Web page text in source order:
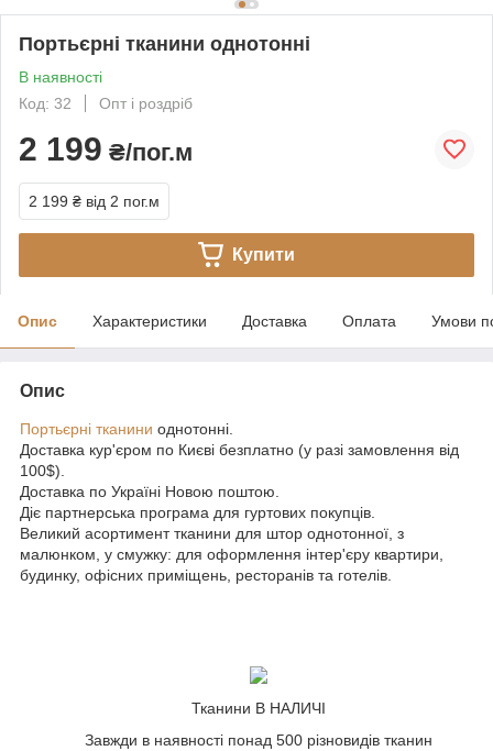
Портьєрні тканини однотонні
В наявності
Код: 32
Опт і роздріб
2 199 ₴/пог.м
2 199 ₴ від 2 пог.м
Купити
Опис Характеристики Доставка Оплата Умови
Опис
Портьєрні тканини однотонні.
Доставка кур'єром по Києві безплатно (у разі замовлення від
100$).
Доставка по Україні Новою поштою.
Діє партнерська програма для гуртових покупців.
Великий асортимент тканини для штор однотонної, з
малюнком, у смужку: для оформлення інтер'єру квартири,
будинку, офісних приміщень, ресторанів та готелів.
Тканини В НАЛИЧІ
Завжди в наявності понад 500 різновидів тканин